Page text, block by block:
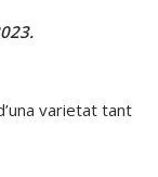
varietat tant